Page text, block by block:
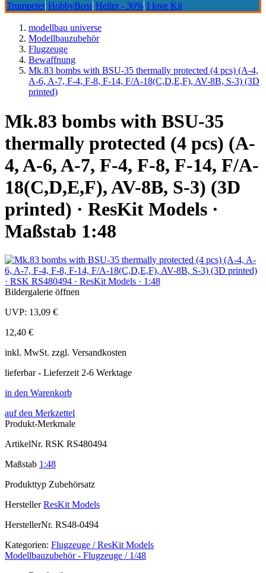
Trumpeter HobbyBoss Heller - 30% I love Kit
modellbau universe
Modellbauzubehör
Flugzeuge
Bewaffnung
Mk.83 bombs with BSU-35 thermally protected (4 pcs) (A-4,
A-6, A-7, F-4, F-8, F-14, F/A-18(C,D,E,F), AV-8B, S-3) (3D
printed)
Mk.83 bombs with BSU-35
thermally protected (4 pcs) (A-
4, A-6, A-7, F-4, F-8, F-14, F/A-
18(C,D,E,F), AV-8B, S-3) (3D
printed) · ResKit Models ·
Maßstab 1:48
Bildergalerie öffnen
UVP: 13,09 €
12,40 €
inkl. MwSt. zzgl. Versandkosten
lieferbar - Lieferzeit 2-6 Werktage
in den Warenkorb
auf den Merkzettel
Produkt-Merkmale
ArtikelNr. RSK RS480494
Maßstab 1:48
Produkttyp Zubehörsatz
Hersteller ResKit Models
HerstellerNr. RS48-0494
Kategorien: Flugzeuge / ResKit Models
Modellbauzubehör - Flugzeuge / 1/48